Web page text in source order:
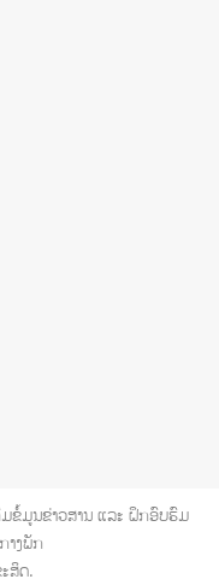
ມຂໍ້ມູນຂ່າວສານ ແລະ ຝຶກອົບຮົມ
າງພັກ
ສິດ.